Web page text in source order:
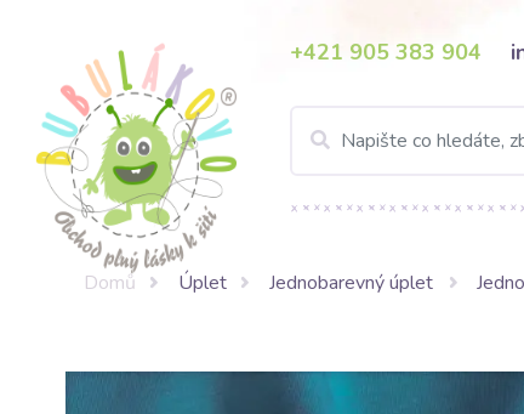
+421 905 383 904
Domů Úplet Jednobarevný úplet